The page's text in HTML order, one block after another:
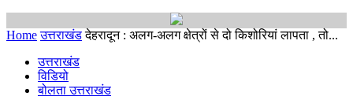
Home उत्तराखंड देहरादून : अलग-अलग क्षेत्रों से दो किशोरियां लापता , तो...
उत्तराखंड
विडियो
बोलता उत्तराखंड